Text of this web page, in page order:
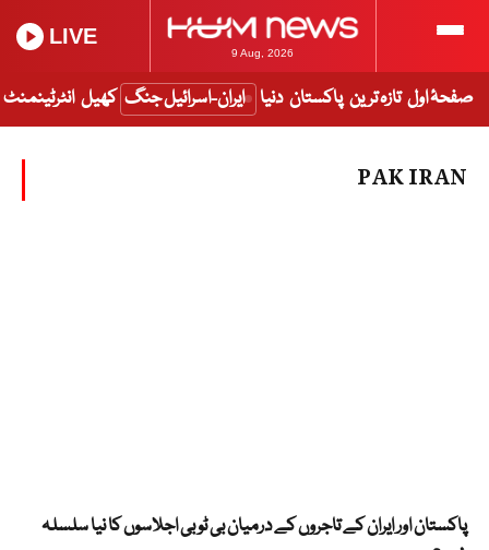
9 Aug, 2026
LIVE
صفحۂ اول تازہ ترین پاکستان دنیا ایران-اسرائیل جنگ کھیل انٹرٹینمنٹ
PAK IRAN
پاکستان اور ایران کے تاجروں کے درمیان بی ٹوبی اجلاسوں کا نیا سلسلہ